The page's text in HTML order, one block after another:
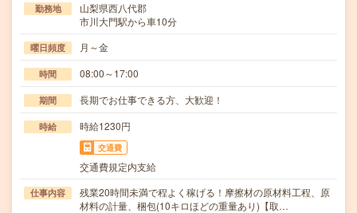
勤務地
山梨県西八代郡
市川大門駅から車10分
曜日頻度 月～金
時間 08:00～17:00
期間 長期でお仕事できる方、大歓迎！
時給 時給1230円
交通費
交通費規定内支給
仕事内容
残業20時間未満で程よく稼げる！摩擦材の原材料工程、原
材料の計量、梱包(10キロほどの重量あり)【取…